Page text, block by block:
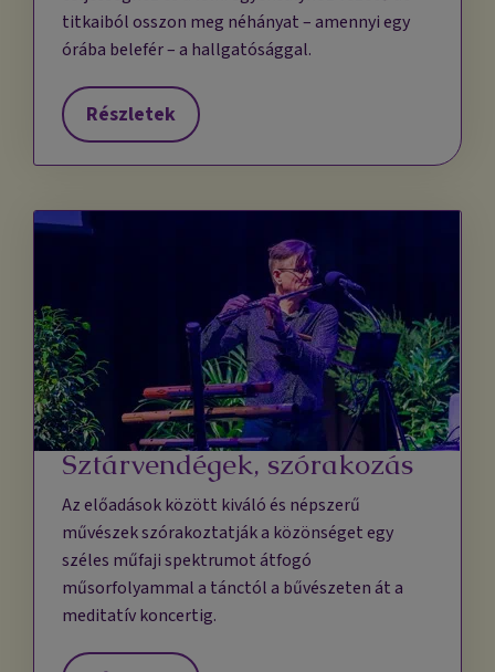
titkaiból osszon meg néhányat – amennyi egy
órába belefér – a hallgatósággal.
Részletek
Sztárvendégek, szórakozás
Az előadások között kiváló és népszerű
művészek szórakoztatják a közönséget egy
széles műfaji spektrumot átfogó
műsorfolyammal a tánctól a bűvészeten át a
meditatív koncertig.